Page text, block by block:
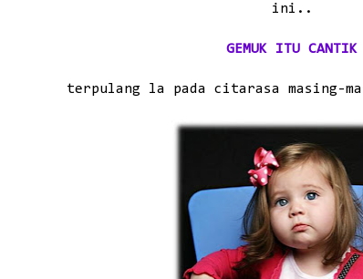
ini..
GEMUK ITU CANTIK
terpulang la pada citarasa masing-